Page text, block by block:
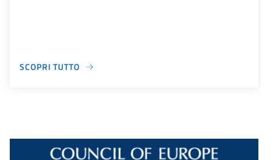
SCOPRI TUTTO